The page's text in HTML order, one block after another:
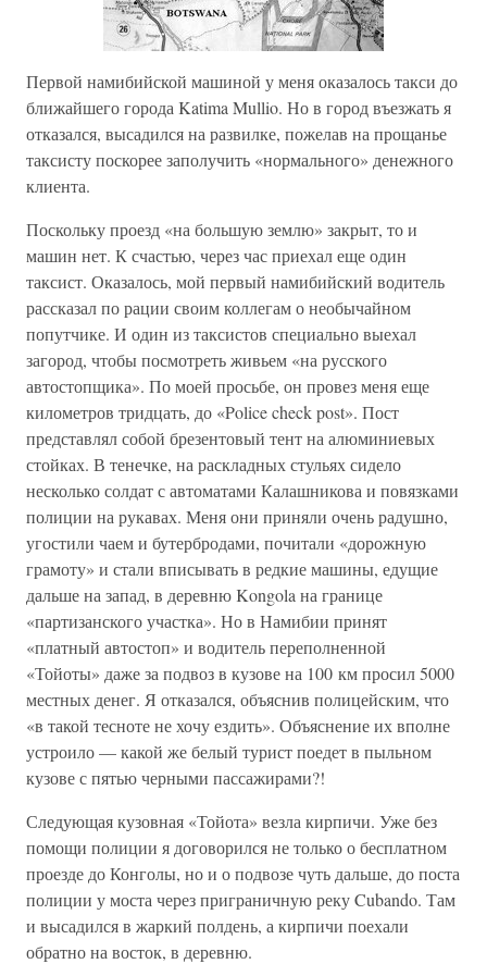
Первой намибийской машиной у меня оказалось такси до
ближайшего города Katima Mullio. Но в город въезжать я
отказался, высадился на развилке, пожелав на прощанье
таксисту поскорее заполучить «нормального» денежного
клиента.
Поскольку проезд «на большую землю» закрыт, то и
машин нет. К счастью, через час приехал еще один
таксист. Оказалось, мой первый намибийский водитель
рассказал по рации своим коллегам о необычайном
попутчике. И один из таксистов специально выехал
загород, чтобы посмотреть живьем «на русского
автостопщика». По моей просьбе, он провез меня еще
километров тридцать, до «Police check post». Пост
представлял собой брезентовый тент на алюминиевых
стойках. В тенечке, на раскладных стульях сидело
несколько солдат с автоматами Калашникова и повязками
полиции на рукавах. Меня они приняли очень радушно,
угостили чаем и бутербродами, почитали «дорожную
грамоту» и стали вписывать в редкие машины, едущие
дальше на запад, в деревню Kongola на границе
«партизанского участка». Но в Намибии принят
«платный автостоп» и водитель переполненной
«Тойоты» даже за подвоз в кузове на 100 км просил 5000
местных денег. Я отказался, объяснив полицейским, что
«в такой тесноте не хочу ездить». Объяснение их вполне
устроило — какой же белый турист поедет в пыльном
кузове с пятью черными пассажирами?!
Следующая кузовная «Тойота» везла кирпичи. Уже без
помощи полиции я договорился не только о бесплатном
проезде до Конголы, но и о подвозе чуть дальше, до поста
полиции у моста через приграничную реку Cubando. Там
и высадился в жаркий полдень, а кирпичи поехали
обратно на восток, в деревню.